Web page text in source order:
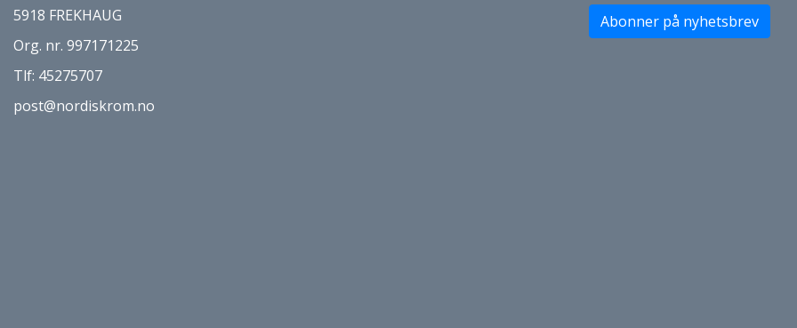
5918 FREKHAUG
Org. nr. 997171225
Tlf: 45275707
post@nordiskrom.no
Abonner på nyhetsbrev